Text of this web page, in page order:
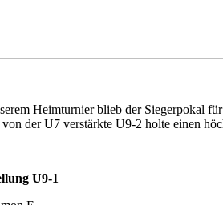
Heimturnier blieb der Siegerpokal
von der U7 verstärkte U9-2 holte einen
U9-1